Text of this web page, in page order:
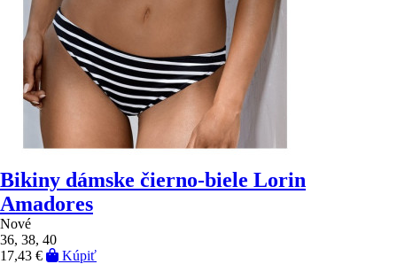
Bikiny dámske čierno-biele Lorin
Amadores
Nové
36, 38, 40
17,43 €
Kúpiť